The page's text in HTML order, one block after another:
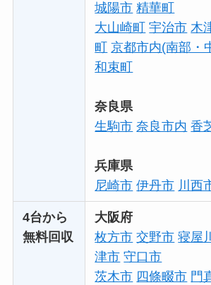
城陽市 精華町
大山崎町
宇治市 木
町
京都市内(南部・
和束町
奈良県
生駒市 奈良市内 香
兵庫県
尼崎市 伊丹市 川西
4台から
無料回収
大阪府
枚方市 交野市 寝屋
津市 守口市
茨木市 四條畷市 門